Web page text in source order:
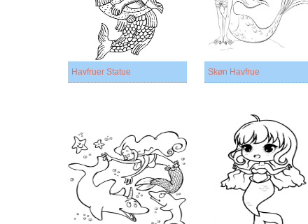
Havfruer Statue Skøn Havfrue